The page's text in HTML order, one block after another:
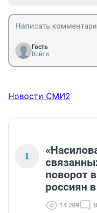
Гость
Войти
Новости СМИ2
1
поворот
россиян
14 289 8